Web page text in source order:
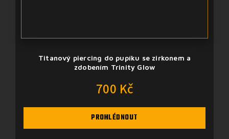
Titanový piercing do pupíku se zirkonem a
zdobením Trinity Glow
700 Kč
PROHLÉDNOUT